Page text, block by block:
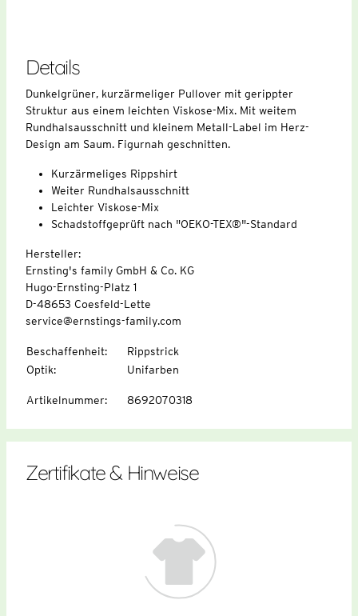
Details
Dunkelgrüner, kurzärmeliger Pullover mit gerippter
Struktur aus einem leichten Viskose-Mix. Mit weitem
Rundhalsausschnitt und kleinem Metall-Label im Herz-
Design am Saum. Figurnah geschnitten.
Kurzärmeliges Rippshirt
Weiter Rundhalsausschnitt
Leichter Viskose-Mix
Schadstoffgeprüft nach "OEKO-TEX®"-Standard
Hersteller:
Ernsting's family GmbH & Co. KG
Hugo-Ernsting-Platz 1
D-48653 Coesfeld-Lette
service@ernstings-family.com
Beschaffenheit:
Rippstrick
Optik: Unifarben
Artikelnummer: 8692070318
Zertifikate & Hinweise